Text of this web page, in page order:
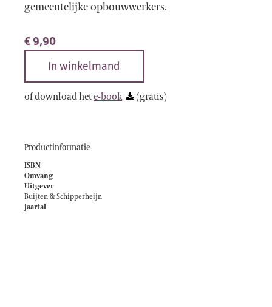
gemeentelijke opbouwwerkers.
€9,90
In winkelmand
of download hete-book (gratis)
Productinformatie
ISBN
Omvang
Uitgever
Buijten & Schipperheijn
Jaartal